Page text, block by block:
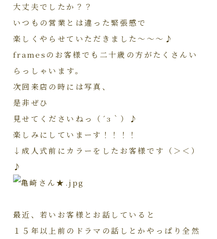
大丈夫でしたか？？
いつもの営業とは違った緊張感で
楽しくやらせていただきました～～～♪
framesのお客様でも二十歳の方がたくさんい
らっしゃいます。
次回来店の時には写真、
是非ぜひ
見せてくださいねっ（´з｀）♪
楽しみにしていまーす！！！！
↓成人式前にカラーをしたお客様です（＞＜）
♪
最近、若いお客様とお話していると
１５年以上前のドラマの話しとかやっぱり全然